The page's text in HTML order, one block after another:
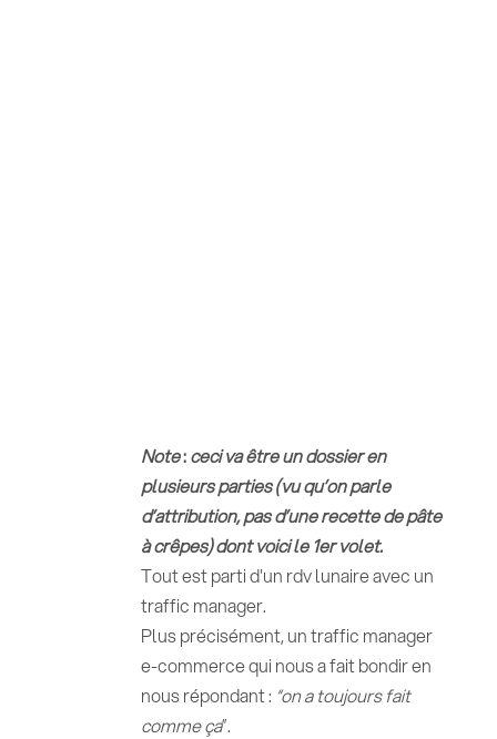
Note:ceci va être un dossier en
plusieurs parties (vu qu’on parle
d’attribution, pas d’une recette de pâte
à crêpes) dont voici le 1er volet.
Tout est parti d'un rdv lunaire avec un
traffic manager.
Plus précisément, un traffic manager
e-commerce qui nous a fait bondir en
nous répondant : “on a toujours fait
comme ça”.